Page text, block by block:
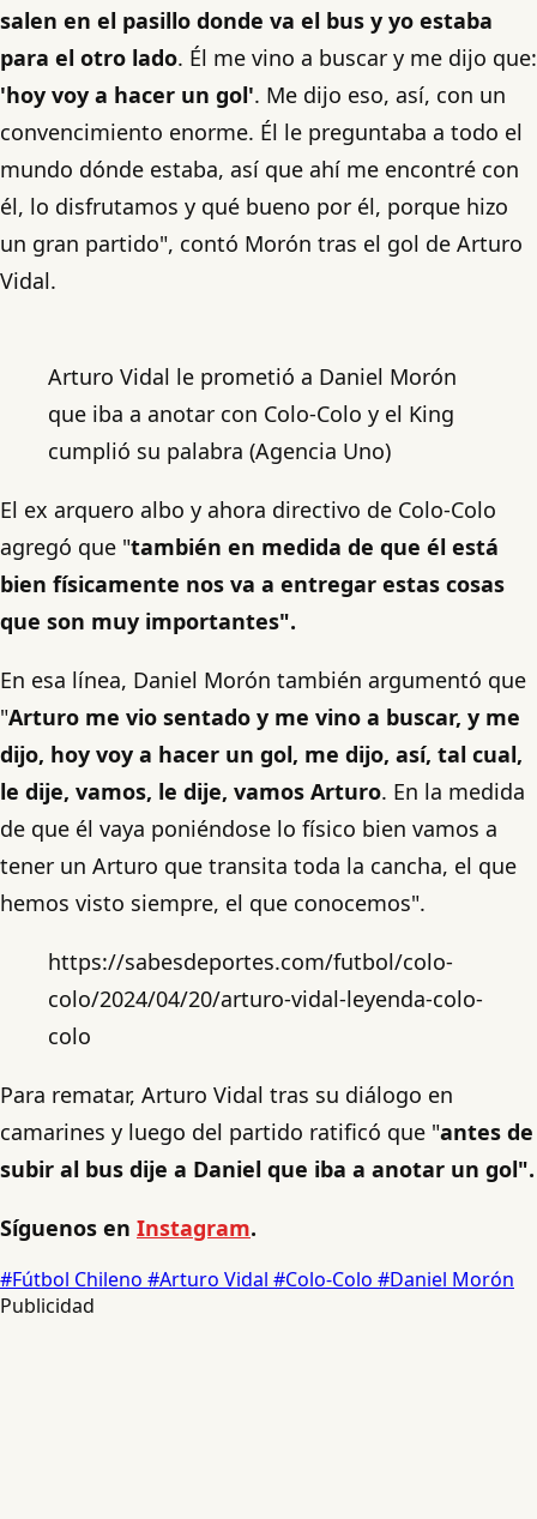
salen en el pasillo donde va el bus y yo estaba
para el otro lado. Él me vino a buscar y me dijo que:
'hoy voy a hacer un gol'. Me dijo eso, así, con un
convencimiento enorme. Él le preguntaba a todo el
mundo dónde estaba, así que ahí me encontré con
él, lo disfrutamos y qué bueno por él, porque hizo
un gran partido", contó Morón tras el gol de Arturo
Vidal.
Arturo Vidal le prometió a Daniel Morón
que iba a anotar con Colo-Colo y el King
cumplió su palabra (Agencia Uno)
El ex arquero albo y ahora directivo de Colo-Colo
agregó que "también en medida de que él está
bien físicamente nos va a entregar estas cosas
que son muy importantes".
En esa línea, Daniel Morón también argumentó que
"Arturo me vio sentado y me vino a buscar, y me
dijo, hoy voy a hacer un gol, me dijo, así, tal cual,
le dije, vamos, le dije, vamos Arturo. En la medida
de que él vaya poniéndose lo físico bien vamos a
tener un Arturo que transita toda la cancha, el que
hemos visto siempre, el que conocemos".
https://sabesdeportes.com/futbol/colo-
colo/2024/04/20/arturo-vidal-leyenda-colo-
colo
Para rematar, Arturo Vidal tras su diálogo en
camarines y luego del partido ratificó que "antes de
subir al bus dije a Daniel que iba a anotar un gol".
Síguenos en Instagram.
#Fútbol Chileno #Arturo Vidal #Colo-Colo #Daniel Morón
Publicidad